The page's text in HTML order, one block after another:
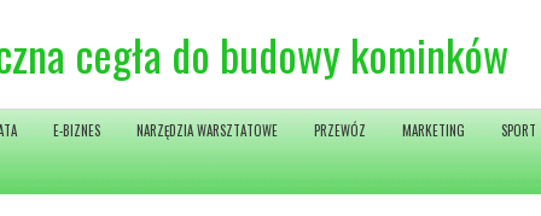
cegła do budowy kominków
E-BIZNES NARZĘDZIA WARSZTATOWE PRZEWÓZ MARKETING SPORT